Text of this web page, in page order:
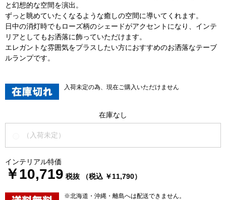
と幻想的な空間を演出。
ずっと眺めていたくなるような癒しの空間に導いてくれます。
日中の消灯時でもローズ柄のシェードがアクセントになり、インテ
リアとしてもお洒落に飾っていただけます。
エレガントな雰囲気をプラスしたい方におすすめのお洒落なテーブ
ルランプです。
入荷未定の為、現在ご購入いただけません
在庫なし
（入荷未定）
インテリアル特価
￥10,719 税抜 （税込 ￥11,790）
※北海道・沖縄・離島へは配送できません。